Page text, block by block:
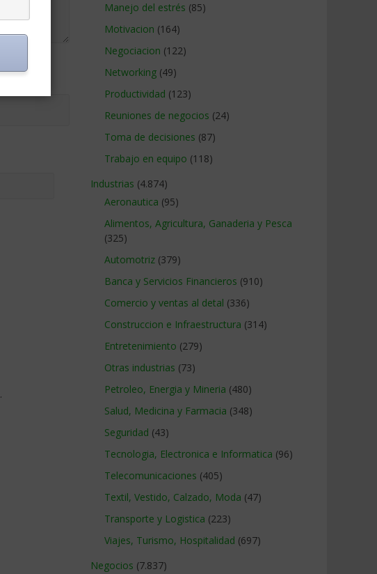
.
Manejo del estrés (85)
Motivacion (164)
Negociacion (122)
Networking (49)
Productividad (123)
Reuniones de negocios (24)
Toma de decisiones (87)
Trabajo en equipo (118)
Industrias (4.874)
Aeronautica (95)
Alimentos, Agricultura, Ganaderia y Pesca
(325)
Automotriz (379)
Banca y Servicios Financieros (910)
Comercio y ventas al detal (336)
Construccion e Infraestructura (314)
Entretenimiento (279)
Otras industrias (73)
Petroleo, Energia y Mineria (480)
Salud, Medicina y Farmacia (348)
Seguridad (43)
Tecnologia, Electronica e Informatica (96)
Telecomunicaciones (405)
Textil, Vestido, Calzado, Moda (47)
Transporte y Logistica (223)
Viajes, Turismo, Hospitalidad (697)
Negocios (7.837)